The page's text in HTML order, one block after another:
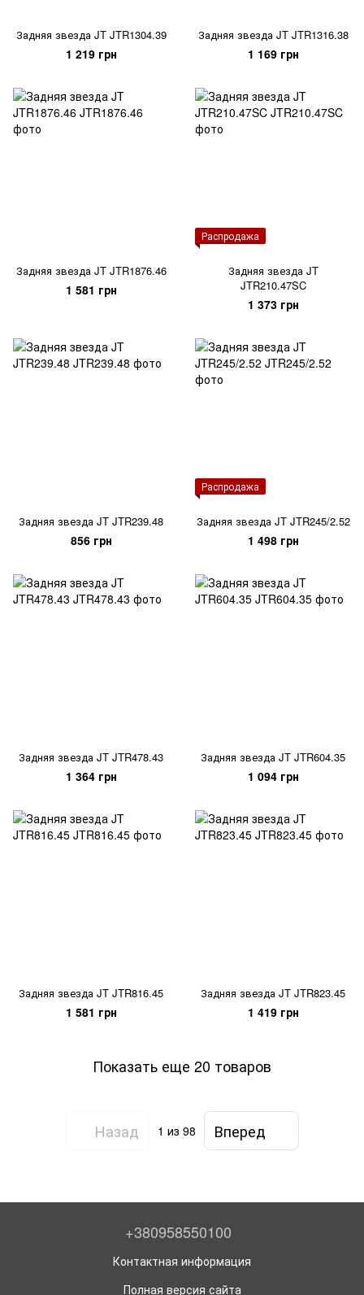
Задняя звезда JT JTR1304.39
1 219 грн
Задняя звезда JT JTR1316.38
1 169 грн
Задняя звезда JT JTR1876.46
1 581 грн
Распродажа
Задняя звезда JT
JTR210.47SC
1 373 грн
Задняя звезда JT JTR239.48
856 грн
Распродажа
Задняя звезда JT JTR245/2.52
1 498 грн
Задняя звезда JT JTR478.43
1 364 грн
Задняя звезда JT JTR604.35
1 094 грн
Задняя звезда JT JTR816.45
1 581 грн
Задняя звезда JT JTR823.45
1 419 грн
Показать еще 20 товаров
Назад 1 из 98 Вперед
+380958550100
Контактная информация
Полная версия сайта